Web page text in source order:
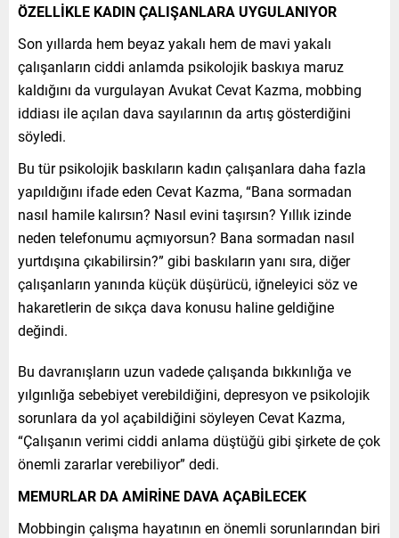
ÖZELLİKLE KADIN ÇALIŞANLARA UYGULANIYOR
Son yıllarda hem beyaz yakalı hem de mavi yakalı
çalışanların ciddi anlamda psikolojik baskıya maruz
kaldığını da vurgulayan Avukat Cevat Kazma, mobbing
iddiası ile açılan dava sayılarının da artış gösterdiğini
söyledi.
Bu tür psikolojik baskıların kadın çalışanlara daha fazla
yapıldığını ifade eden Cevat Kazma, “Bana sormadan
nasıl hamile kalırsın? Nasıl evini taşırsın? Yıllık izinde
neden telefonumu açmıyorsun? Bana sormadan nasıl
yurtdışına çıkabilirsin?” gibi baskıların yanı sıra, diğer
çalışanların yanında küçük düşürücü, iğneleyici söz ve
hakaretlerin de sıkça dava konusu haline geldiğine
değindi.
Bu davranışların uzun vadede çalışanda bıkkınlığa ve
yılgınlığa sebebiyet verebildiğini, depresyon ve psikolojik
sorunlara da yol açabildiğini söyleyen Cevat Kazma,
“Çalışanın verimi ciddi anlama düştüğü gibi şirkete de çok
önemli zararlar verebiliyor” dedi.
MEMURLAR DA AMİRİNE DAVA AÇABİLECEK
Mobbingin çalışma hayatının en önemli sorunlarından biri